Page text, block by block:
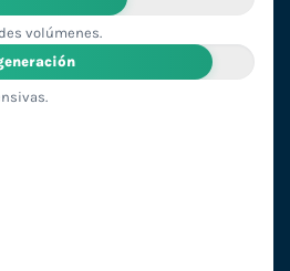
volúmenes.